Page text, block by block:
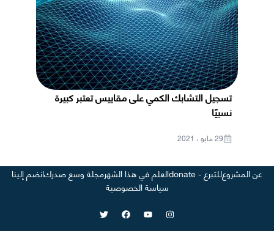
تسجيل التشابك الكمي على مقاييس تعتبر كبيرة
نسبيًا
29 مايو ، 2021
عن المشروعللتبرع - donate العلم في هذا الشهرمجلة وسع صدركانضم إلينا
سياسة الخصوصية